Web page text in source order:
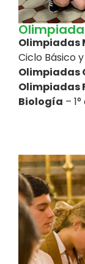
Olimpiadas
Ciclo Básico
Olimpiadas
Olimpiadas
Biología –